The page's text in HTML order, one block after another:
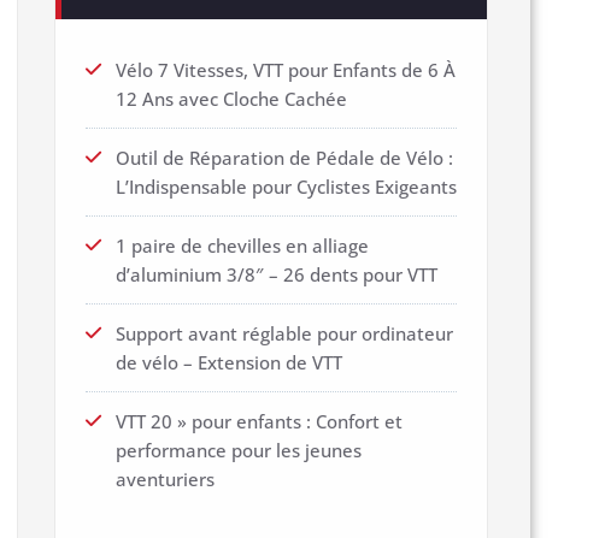
Vélo 7 Vitesses, VTT pour Enfants de 6 À
12 Ans avec Cloche Cachée
Outil de Réparation de Pédale de Vélo :
L’Indispensable pour Cyclistes Exigeants
1 paire de chevilles en alliage
d’aluminium 3/8″ – 26 dents pour VTT
Support avant réglable pour ordinateur
de vélo – Extension de VTT
VTT 20 » pour enfants : Confort et
performance pour les jeunes
aventuriers